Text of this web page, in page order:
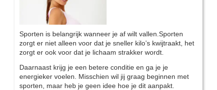
Sporten is belangrijk wanneer je af wilt vallen.Sporten
zorgt er niet alleen voor dat je sneller kilo’s kwijtraakt, het
zorgt er ook voor dat je lichaam strakker wordt.
Daarnaast krijg je een betere conditie en ga je je
energieker voelen. Misschien wil jij graag beginnen met
sporten, maar heb je geen idee hoe je dit aanpakt.